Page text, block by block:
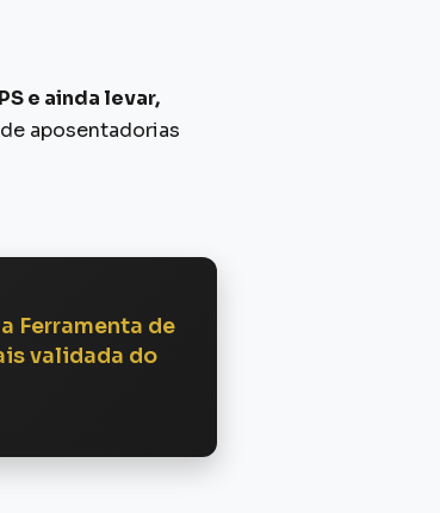
e ainda levar,
aposentadorias
Ferramenta de
validada do